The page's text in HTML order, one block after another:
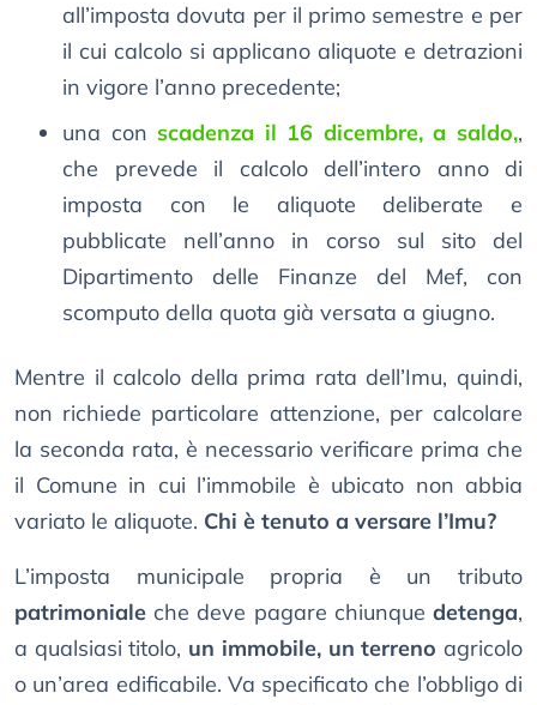
all’imposta dovuta per il primo semestre e per
il cui calcolo si applicano aliquote e detrazioni
in vigore l’anno precedente;
una con scadenza il 16 dicembre, a saldo,,
che prevede il calcolo dell’intero anno di
imposta con le aliquote deliberate e
pubblicate nell’anno in corso sul sito del
Dipartimento delle Finanze del Mef, con
scomputo della quota già versata a giugno.
Mentre il calcolo della prima rata dell’Imu, quindi,
non richiede particolare attenzione, per calcolare
la seconda rata, è necessario verificare prima che
il Comune in cui l’immobile è ubicato non abbia
variato le aliquote. Chi è tenuto a versare l’Imu?
L’imposta municipale propria è un tributo
patrimoniale che deve pagare chiunque detenga,
a qualsiasi titolo, un immobile, un terreno agricolo
o un’area edificabile. Va specificato che l’obbligo di